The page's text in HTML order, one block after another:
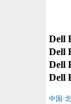
Dell
Dell
Dell
中国·